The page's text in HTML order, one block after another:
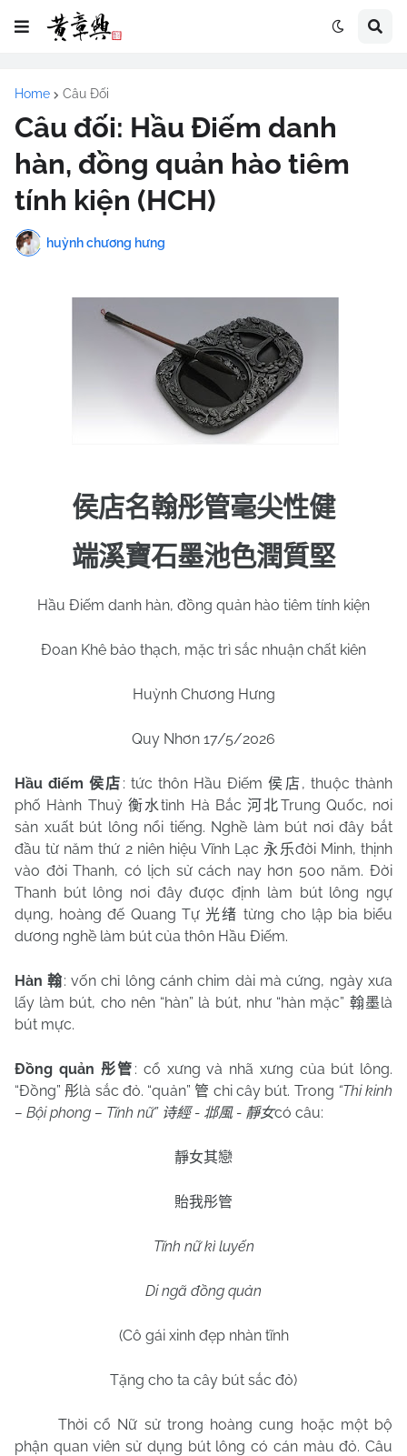
Home Câu Đối
Câu đối: Hầu Điếm danh
hàn, đồng quản hào tiêm
tính kiện (HCH)
huỳnh chương hưng
侯店名翰彤管毫尖性健
端溪寶石墨池色潤質堅
Hầu Điếm danh hàn, đồng quản hào tiêm tính kiện
Đoan Khê bảo thạch, mặc trì sắc nhuận chất kiên
Huỳnh Chương Hưng
Quy Nhơn 17/5/2026
Hầu điếm侯店 : tức thôn Hầu Điếm侯店 , thuộc thành
phố Hành Thuỷ 衡水tỉnh Hà Bắc 河北Trung Quốc, nơi
sản xuất bút lông nổi tiếng. Nghề làm bút nơi đây bắt
đầu từ năm thứ 2 niên hiệu Vĩnh Lạc 永乐đời Minh, thịnh
vào đời Thanh, có lịch sử cách nay hơn 500 năm. Đời
Thanh bút lông nơi đây được định làm bút lông ngự
dụng, hoàng đế Quang Tự 光绪 từng cho lập bia biểu
dương nghề làm bút của thôn Hầu Điếm.
Hàn翰: vốn chỉ lông cánh chim dài mà cứng, ngày xưa
lấy làm bút, cho nên “hàn” là bút, như “hàn mặc” 翰墨là
bút mực.
Đồng quản 彤管 : cổ xưng và nhã xưng của bút lông.
“Đồng”彤là sắc đỏ. “quản” 管 chi cây bút. Trong “Thi kinh
– Bội phong – Tĩnh nữ” 诗經- 邶風- 靜女có câu:
靜女其戀
貽我彤管
Tĩnh nữ kì luyến
Di ngã đồng quản
(Cô gái xinh đẹp nhàn tĩnh
Tặng cho ta cây bút sắc đỏ)
Thời cổ Nữ sử trong hoàng cung hoặc một bộ
phận quan viên sử dụng bút lông có cán màu đỏ. Câu